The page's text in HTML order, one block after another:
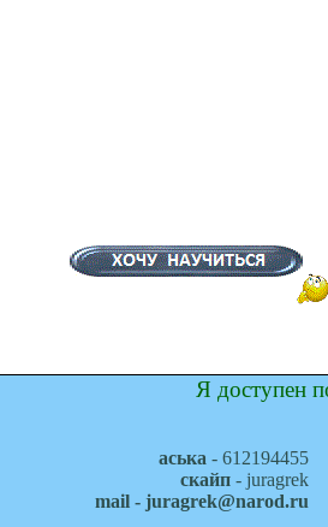
Я доступен
аська - 612194455
скайп - juragrek
mail - juragrek@narod.ru